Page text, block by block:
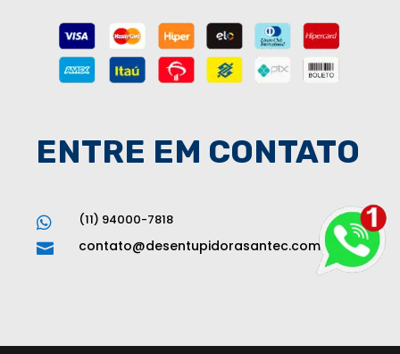
ENTRE EM CONTATO

(11) 94000-7818

contato@desentupidorasantec.com.br